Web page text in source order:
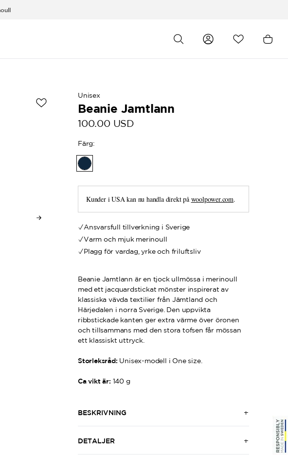
Unisex
Beanie Jamtlann
100.00 USD
Färg:
Kunder i USA kan nu handla direkt på woolpower.com.
Ansvarsfull tillverkning i Sverige
Varm och mjuk merinoull
Plagg för vardag, yrke och friluftsliv
Beanie Jamtlann är en tjock ullmössa i merinoull
med ett jacquardstickat mönster inspirerat av
klassiska vävda textilier från Jämtland och
Härjedalen i norra Sverige. Den uppvikta
ribbstickade kanten ger extra värme över öronen
och tillsammans med den stora tofsen får mössan
ett klassiskt uttryck.
Storleksråd: Unisex-modell i One size.
Ca vikt är: 140 g
BESKRIVNING
DETALJER